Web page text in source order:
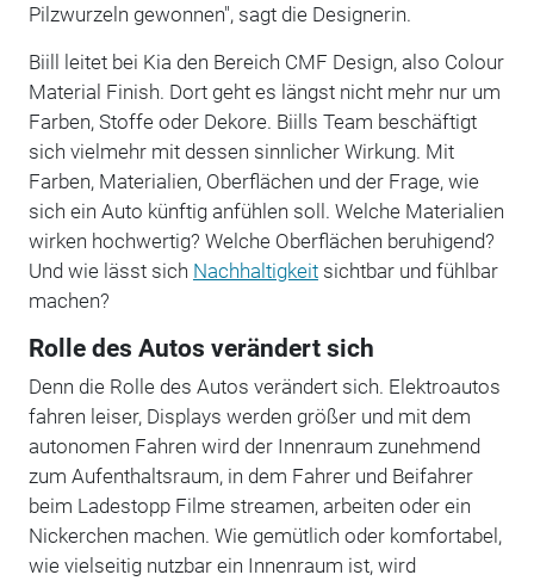
Pilzwurzeln gewonnen", sagt die Designerin.
Biill leitet bei Kia den Bereich CMF Design, also Colour
Material Finish. Dort geht es längst nicht mehr nur um
Farben, Stoffe oder Dekore. Biills Team beschäftigt
sich vielmehr mit dessen sinnlicher Wirkung. Mit
Farben, Materialien, Oberflächen und der Frage, wie
sich ein Auto künftig anfühlen soll. Welche Materialien
wirken hochwertig? Welche Oberflächen beruhigend?
Und wie lässt sich Nachhaltigkeitsichtbar und fühlbar
machen?
Rolle des Autos verändert sich
Denn die Rolle des Autos verändert sich. Elektroautos
fahren leiser, Displays werden größer und mit dem
autonomen Fahren wird der Innenraum zunehmend
zum Aufenthaltsraum, in dem Fahrer und Beifahrer
beim Ladestopp Filme streamen, arbeiten oder ein
Nickerchen machen. Wie gemütlich oder komfortabel,
wie vielseitig nutzbar ein Innenraum ist, wird